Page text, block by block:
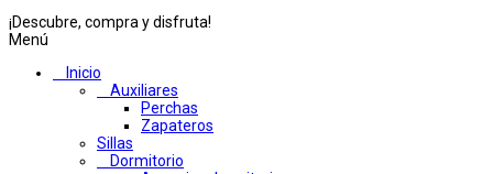
¡Descubre, compra y disfruta!
Menú
Inicio
Auxiliares
Perchas
Zapateros
Sillas
Dormitorio